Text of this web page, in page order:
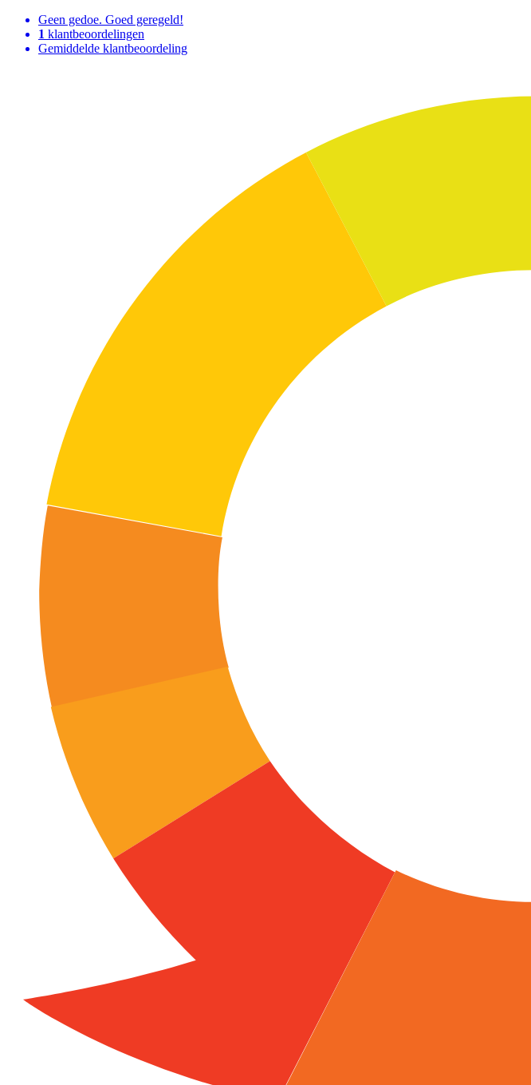
Geen gedoe. Goed geregeld!
1 klantbeoordelingen
Gemiddelde klantbeoordeling